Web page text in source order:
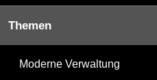
Themen
Moderne Verwaltung